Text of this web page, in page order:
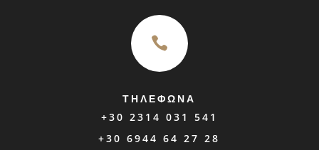

ΤΗΛΕΦΩΝΑ
+30 2314 031 541
+30 6944 64 27 28